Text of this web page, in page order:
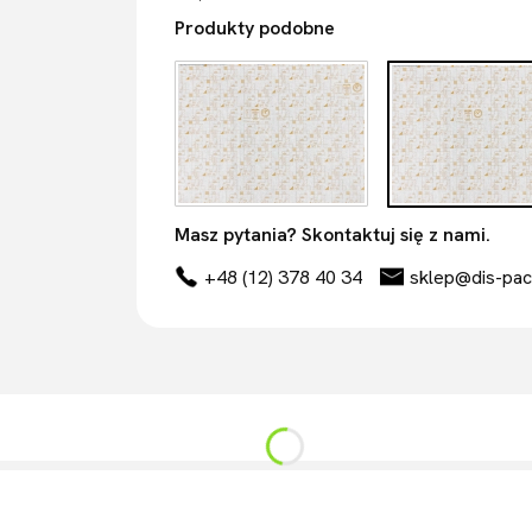
Produkty podobne
Masz pytania? Skontaktuj się z nami.
+48 (12) 378 40 34
sklep@dis-